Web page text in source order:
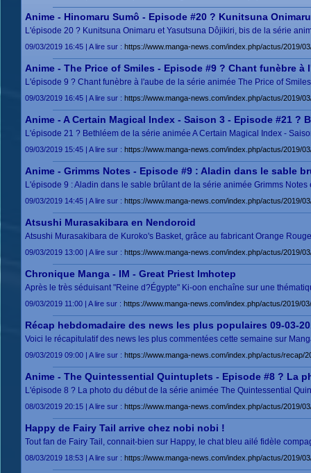
Anime - Hinomaru Sumô - Episode #20 ? Kunitsuna
L'épisode 20 ? Kunitsuna Onimaru et Yasutsuna Dôjikiri, bis de la série
09/03/2019 16:45 | A lire sur : https://www.manga-news.com/index.php/actus/2019/
Anime - The Price of Smiles - Episode #9 ? Chant funèbre à
L'épisode 9 ? Chant funèbre à l'aube de la série animée The Price of
09/03/2019 16:45 | A lire sur : https://www.manga-news.com/index.php/actus/2019/
Anime - A Certain Magical Index - Saison 3 - Episode #21 ?
L'épisode 21 ? Bethléem de la série animée A Certain Magical Index -
09/03/2019 15:45 | A lire sur : https://www.manga-news.com/index.php/actus/2019/
Anime - Grimms Notes - Episode #9 : Aladin dans le sable
L'épisode 9 : Aladin dans le sable brûlant de la série animée Grimms
09/03/2019 14:45 | A lire sur : https://www.manga-news.com/index.php/actus/2019/
Atsushi Murasakibara en Nendoroid
Atsushi Murasakibara de Kuroko's Basket, grâce au fabricant Orange
09/03/2019 13:00 | A lire sur : https://www.manga-news.com/index.php/actus/2019/
Chronique Manga - IM - Great Priest Imhotep
Après le très séduisant "Reine d?Égypte" Ki-oon enchaîne sur une
09/03/2019 11:00 | A lire sur : https://www.manga-news.com/index.php/actus/2019/
Récap hebdomadaire des news les plus populaires 09-03-
Voici le récapitulatif des news les plus commentées cette semaine sur
09/03/2019 09:00 | A lire sur : https://www.manga-news.com/index.php/actus/recap/
Anime - The Quintessential Quintuplets - Episode #8 ? La
L'épisode 8 ? La photo du début de la série animée The Quintessential
08/03/2019 20:15 | A lire sur : https://www.manga-news.com/index.php/actus/2019/
Happy de Fairy Tail arrive chez nobi nobi !
Tout fan de Fairy Tail, connait-bien sur Happy, le chat bleu ailé fidèle
08/03/2019 18:53 | A lire sur : https://www.manga-news.com/index.php/actus/2019/